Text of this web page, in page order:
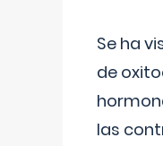
Se ha
de
las